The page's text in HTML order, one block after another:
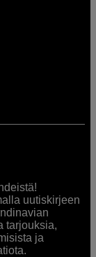
uutiskirjeen
tarjouksia,
ja